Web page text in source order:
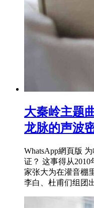
大秦岭主题
龙脉的声波
WhatsApp網頁版
证？ 这事得从
家张大为在灌音棚
李白、杜甫们组团